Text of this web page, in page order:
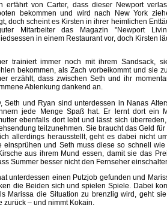
erfährt von Carter, dass dieser Newport
bekommen und wird nach New York
doch scheint es Kirsten in ihrer heimlichen
Mitarbeiter das Magazin "Newport
in einem Restaurant vor, doch Kirsten
trainiert immer noch mit ihrem Sandsack,
bekommen, als Zach vorbeikommt und sie
erzählt, dass zwischen Seth und ihr
Ablenkung dankend an.
Seth und Ryan sind unterdessen in Nanas
jede Menge Spaß hat. Er lernt dort ein
ebenfalls dort lebt und lässt sich
teilzunehmen. Sie braucht das Geld
allerdings herausstellt, geht es dabei nicht
einsprühen und Seth muss diese so schnell
aus ihrem Mund essen, damit sie das
Summer besser nicht den Fernseher
unterdessen einen Putzjob gefunden und
die Beiden sich und spielen Spiele. Dabei
Marissa die Situation zu brenzlig wird, geht
zurück – und nimmt Kokain.